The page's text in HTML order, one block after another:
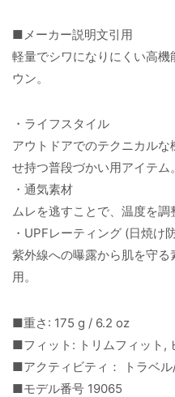
■メーカー説明文引用
軽量でシワになりにくい高
ウン。
・ライフスタイル
アウトドアでのテクニカル
せ持つ普段づかい用アイテム。
・通気素材
ムレを逃すことで、温度を調
・UPFレーティング (日焼け
紫外線への曝露から肌を守
用。
■重さ: 175 g / 6.2 oz
■フィット: トリムフィット,
■アクティビティ： トラベ
■モデル番号 19065